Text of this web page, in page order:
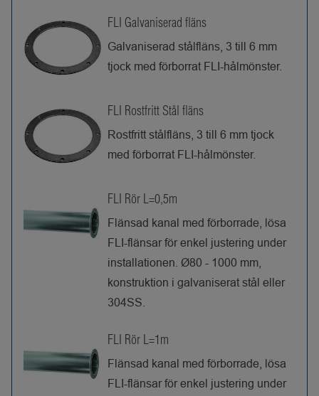
FLI Galvaniserad fläns
Galvaniserad stålfläns, 3 till 6 mm
tjock med förborrat FLI-hålmönster.
FLI Rostfritt Stål fläns
Rostfritt stålfläns, 3 till 6 mm tjock
med förborrat FLI-hålmönster.
FLI Rör L=0,5m
Flänsad kanal med förborrade, lösa
FLI-flänsar för enkel justering under
installationen. Ø80 - 1000 mm,
konstruktion i galvaniserat stål eller
304SS.
FLI Rör L=1m
Flänsad kanal med förborrade, lösa
FLI-flänsar för enkel justering under